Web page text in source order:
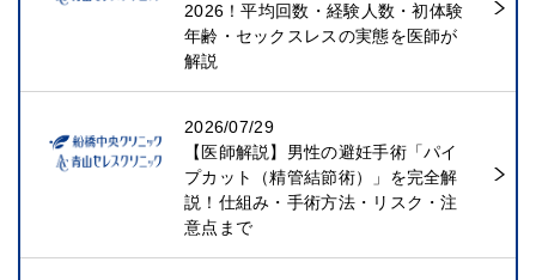
2026！平均回数・経験人数・初体験
年齢・セックスレスの実態を医師が
解説
2026/07/29
【医師解説】男性の避妊手術「パイ
プカット（精管結節術）」を完全解
説！仕組み・手術方法・リスク・注
意点まで